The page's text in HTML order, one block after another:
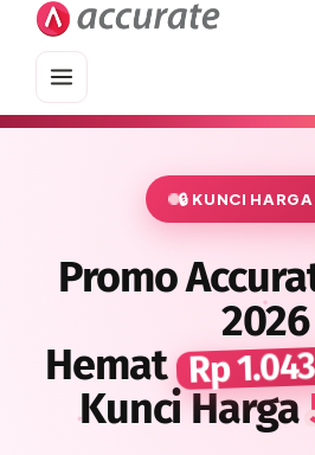
content🔒 Harga Accurate sudah naik +50%
·
🔒 KUNCI
Promo
2026
Hemat Rp
Kunci Harga